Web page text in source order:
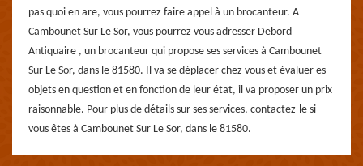
pas quoi en are, vous pourrez faire appel à un brocanteur. A
Cambounet Sur Le Sor, vous pourrez vous adresser Debord
Antiquaire , un brocanteur qui propose ses services à Cambounet
Sur Le Sor, dans le 81580. Il va se déplacer chez vous et évaluer es
objets en question et en fonction de leur état, il va proposer un prix
raisonnable. Pour plus de détails sur ses services, contactez-le si
vous êtes à Cambounet Sur Le Sor, dans le 81580.